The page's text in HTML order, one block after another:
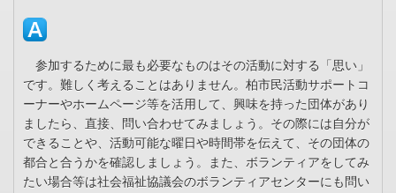
参加するために最も必要なものはその活動に対する「思い」
です。難しく考えることはありません。柏市民活動サポートコ
ーナーやホームページ等を活用して、興味を持った団体があり
ましたら、直接、問い合わせてみましょう。その際には自分が
できることや、活動可能な曜日や時間帯を伝えて、その団体の
都合と合うかを確認しましょう。また、ボランティアをしてみ
たい場合等は社会福祉協議会のボランティアセンターにも問い